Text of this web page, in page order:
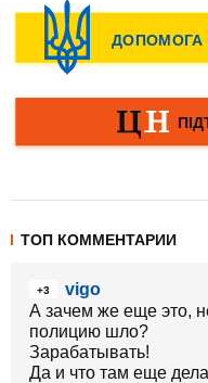
ТОП КОММЕНТАРИИ
+3
vigo
А зачем же еще это,
полицию шло?
Зарабатывать!
Да и что там еще